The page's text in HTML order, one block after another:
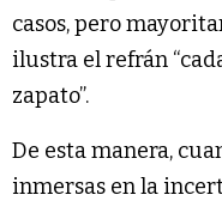
casos, pero
ilustra el refrán
zapato”.
De esta manera,
inmersas en la